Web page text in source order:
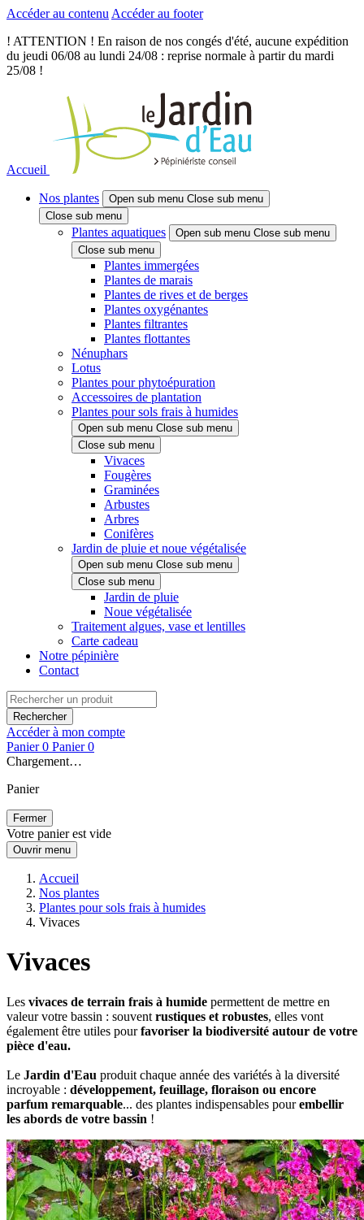
Accéder au contenu Accéder au footer
! ATTENTION ! En raison de nos congés d'été, aucune expédition
du jeudi 06/08 au lundi 24/08 : reprise normale à partir du mardi
25/08 !
Accueil
Nos plantes Open sub menu Close sub menu
Close sub menu
Plantes aquatiques Open sub menu Close sub menu
Close sub menu
Plantes immergées
Plantes de marais
Plantes de rives et de berges
Plantes oxygénantes
Plantes filtrantes
Plantes flottantes
Nénuphars
Lotus
Plantes pour phytoépuration
Accessoires de plantation
Plantes pour sols frais à humides
Open sub menu Close sub menu
Close sub menu
Vivaces
Fougères
Graminées
Arbustes
Arbres
Conifères
Jardin de pluie et noue végétalisée
Open sub menu Close sub menu
Close sub menu
Jardin de pluie
Noue végétalisée
Traitement algues, vase et lentilles
Carte cadeau
Notre pépinière
Contact
Rechercher
Accéder à mon compte
Panier 0 Panier 0
Chargement…
Panier
Fermer
Votre panier est vide
Ouvrir menu
Accueil
Nos plantes
Plantes pour sols frais à humides
Vivaces
Vivaces
Les vivaces de terrain frais à humide permettent de mettre en
valeur votre bassin : souvent rustiques et robustes, elles vont
également être utiles pourfavoriser la biodiversité autour de votre
pièce d'eau.
Le Jardin d'Eau produit chaque année des variétés à la diversité
incroyable : développement, feuillage, floraison ou encore
parfum remarquable... des plantes indispensables pourembellir
les abords de votre bassin !